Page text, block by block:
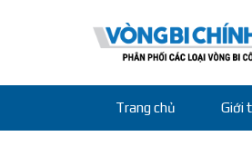
Trang chủ Giới